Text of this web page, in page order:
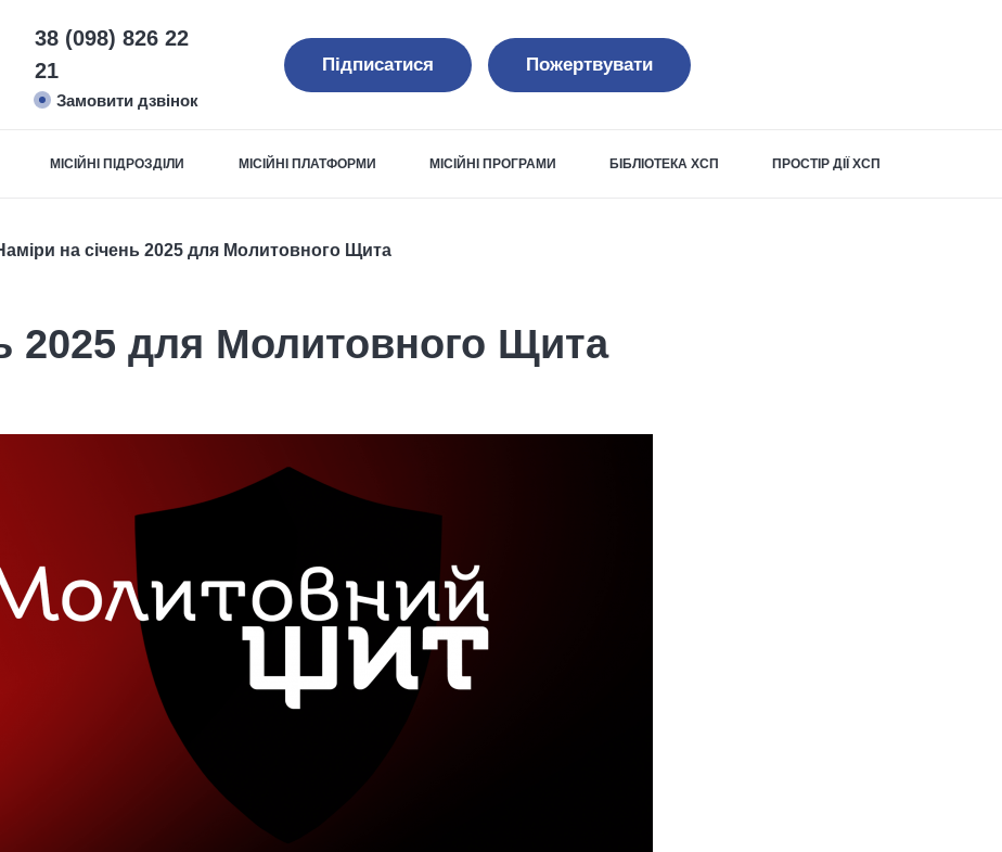
38 (098) 826 22
21
Замовити дзвінок
Підписатися Пожертвувати
МІСІЙНІ ПІДРОЗДІЛИ МІСІЙНІ ПЛАТФОРМИ МІСІЙНІ ПРОГРАМИ БІБЛІОТЕКА ХСП ПРОСТІР ДІЇ ХСП
на січень 2025 для Молитовного Щита
2025 для Молитовного Щита